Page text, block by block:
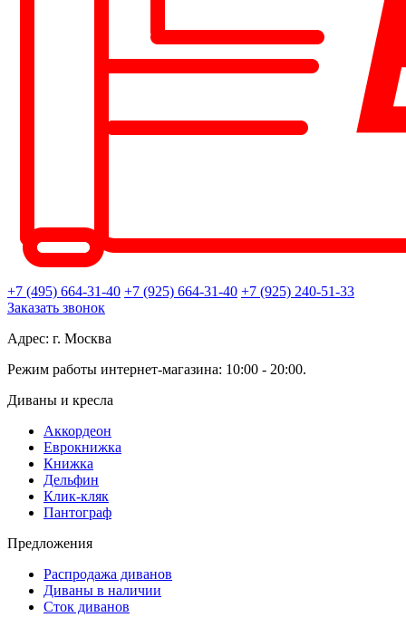
+7 (495) 664-31-40 +7 (925) 664-31-40 +7 (925) 240-51-33
Заказать звонок
Адрес: г. Москва
Режим работы интернет-магазина: 10:00 - 20:00.
Диваны и кресла
Аккордеон
Еврокнижка
Книжка
Дельфин
Клик-кляк
Пантограф
Предложения
Распродажа диванов
Диваны в наличии
Сток диванов